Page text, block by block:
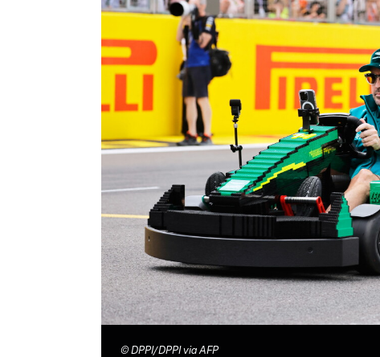
© DPPI/DPPI via AFP